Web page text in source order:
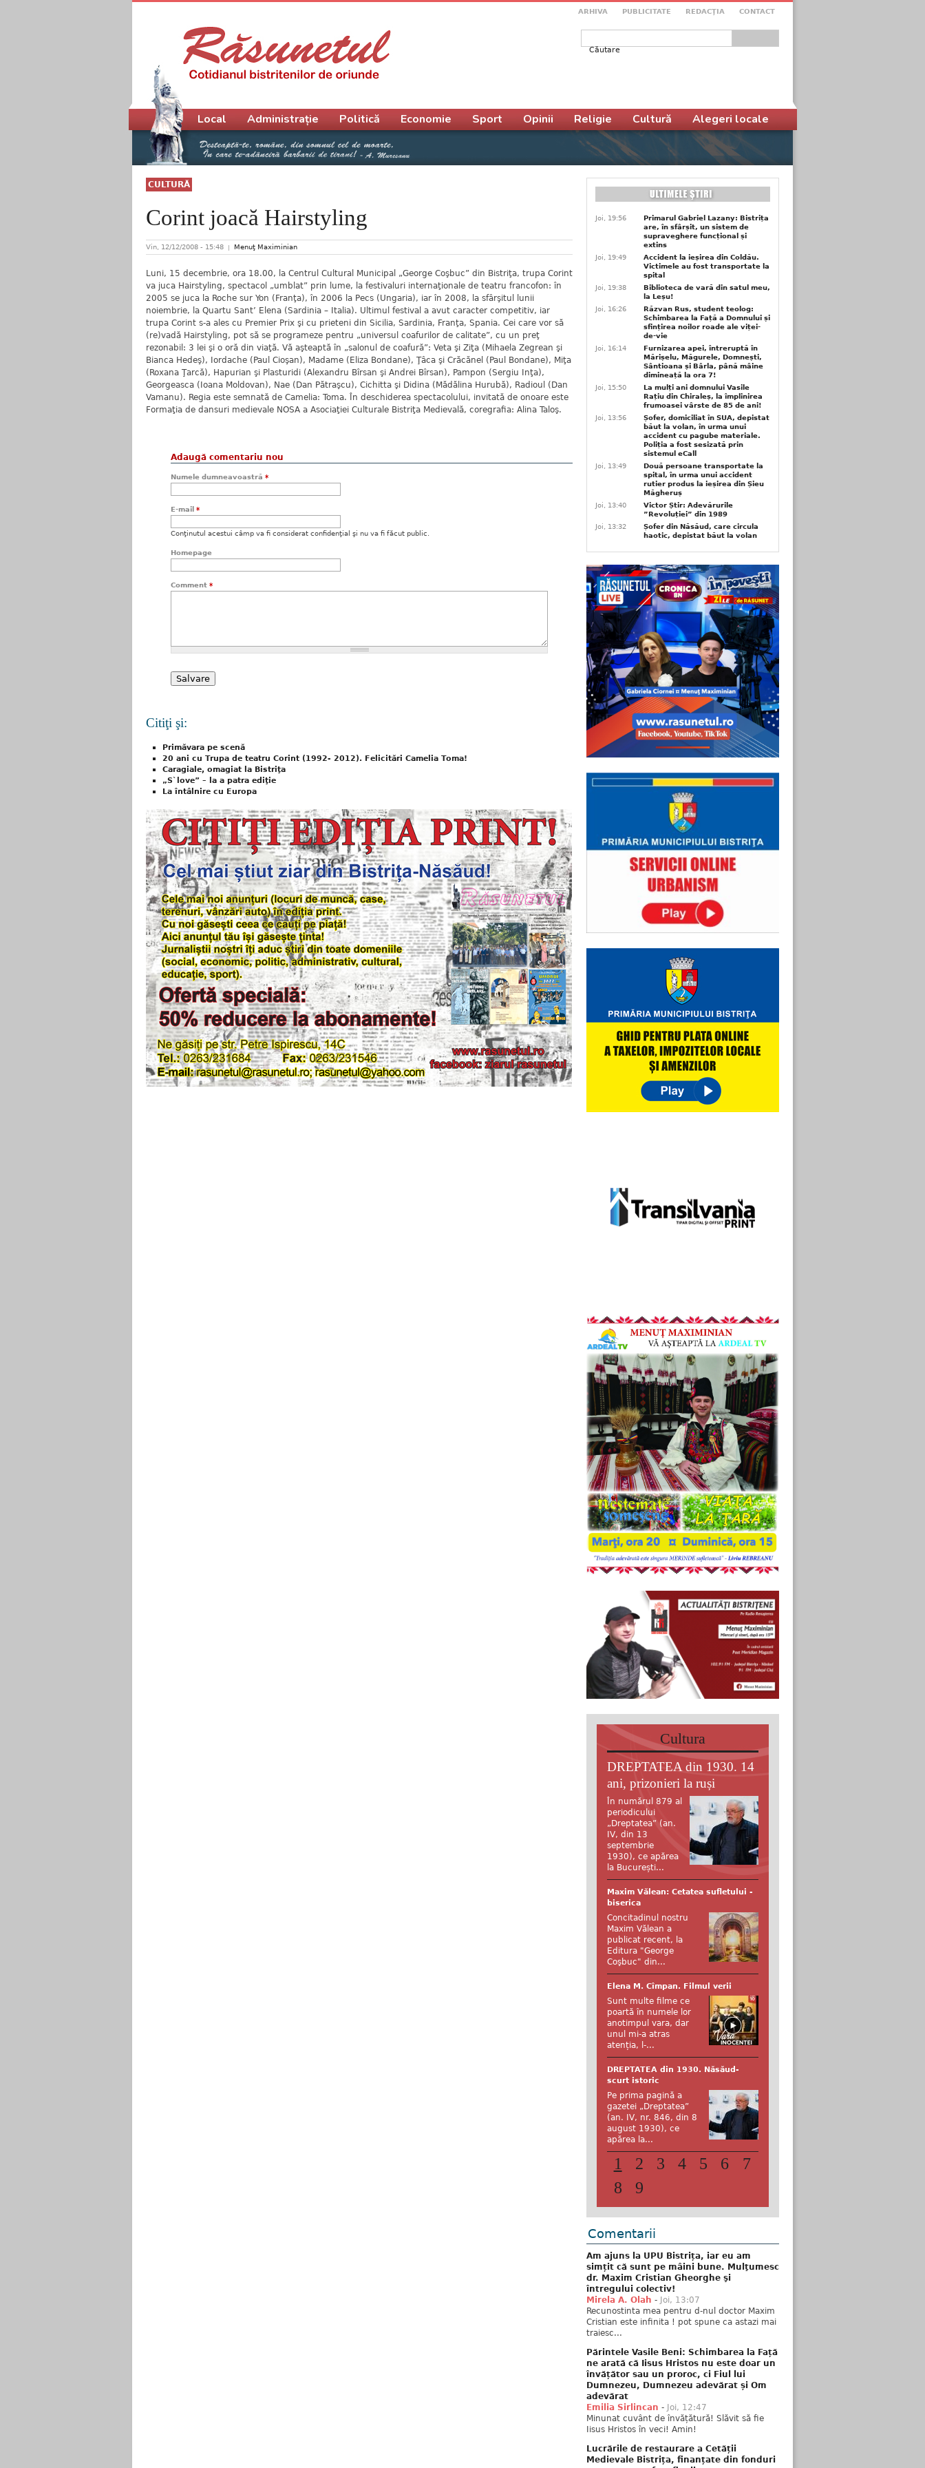
ARHIVA PUBLICITATE REDACŢIA CONTACT
Formular de căutare
CULTURĂ
Corint joacă Hairstyling
Vin, 12/12/2008 - 15:48 Menuţ Maximinian
Luni, 15 decembrie, ora 18.00, la Centrul Cultural Municipal „George Coşbuc” din Bistriţa, trupa Corint
va juca Hairstyling, spectacol „umblat” prin lume, la festivaluri internaţionale de teatru francofon: în
2005 se juca la Roche sur Yon (Franţa), în 2006 la Pecs (Ungaria), iar în 2008, la sfârşitul lunii
noiembrie, la Quartu Sant’ Elena (Sardinia – Italia). Ultimul festival a avut caracter competitiv, iar
trupa Corint s-a ales cu Premier Prix şi cu prieteni din Sicilia, Sardinia, Franţa, Spania. Cei care vor să
(re)vadă Hairstyling, pot să se programeze pentru „universul coafurilor de calitate”, cu un preţ
rezonabil: 3 lei şi o oră din viaţă. Vă aşteaptă în „salonul de coafură”: Veta şi Ziţa (Mihaela Zegrean şi
Bianca Hedeş), Iordache (Paul Cioşan), Madame (Eliza Bondane), Ţâca şi Crăcănel (Paul Bondane), Miţa
(Roxana Ţarcă), Hapurian şi Plasturidi (Alexandru Bîrsan şi Andrei Bîrsan), Pampon (Sergiu Inţa),
Georgeasca (Ioana Moldovan), Nae (Dan Pătraşcu), Cichitta şi Didina (Mădălina Hurubă), Radioul (Dan
Vamanu). Regia este semnată de Camelia: Toma. În deschiderea spectacolului, invitată de onoare este
Formaţia de dansuri medievale NOSA a Asociaţiei Culturale Bistriţa Medievală, coregrafia: Alina Taloş.
Adaugă comentariu nou
Numele dumneavoastră *
E-mail *
Conţinutul acestui câmp va fi considerat confidenţial şi nu va fi făcut public.
Homepage
Comment *
Citiţi şi:
Primăvara pe scenă
20 ani cu Trupa de teatru Corint (1992- 2012). Felicitări Camelia Toma!
Caragiale, omagiat la Bistriţa
„S`love” – la a patra ediţie
La întâlnire cu Europa
Meniu principal
Local Administrație Politică Economie Sport Opinii Religie Cultură Alegeri locale
Joi, 19:56
Primarul Gabriel Lazany: Bistrița
are, în sfârșit, un sistem de
supraveghere funcțional și
extins
Joi, 19:49
Accident la ieșirea din Coldău.
Victimele au fost transportate la
spital
Joi, 19:38
Biblioteca de vară din satul meu,
la Leșu!
Joi, 16:26
Răzvan Rus, student teolog:
Schimbarea la Față a Domnului și
sfințirea noilor roade ale viței-
de-vie
Joi, 16:14
Furnizarea apei, întreruptă în
Mărișelu, Măgurele, Domnești,
Sântioana și Bârla, până mâine
dimineață la ora 7!
Joi, 15:50
La mulți ani domnului Vasile
Rațiu din Chiraleș, la împlinirea
frumoasei vârste de 85 de ani!
Joi, 13:56
Șofer, domiciliat în SUA, depistat
băut la volan, în urma unui
accident cu pagube materiale.
Poliția a fost sesizată prin
sistemul eCall
Joi, 13:49
Două persoane transportate la
spital, în urma unui accident
rutier produs la ieșirea din Șieu
Măgheruș
Joi, 13:40
Victor Știr: Adevărurile
”Revoluției” din 1989
Joi, 13:32
Șofer din Năsăud, care circula
haotic, depistat băut la volan
Cultura
DREPTATEA din 1930. 14
ani, prizonieri la ruși
În numărul 879 al
periodicului
„Dreptatea” (an.
IV, din 13
septembrie
1930), ce apărea
la București...
Maxim Vălean: Cetatea sufletului -
biserica
Concitadinul nostru
Maxim Vălean a
publicat recent, la
Editura "George
Coşbuc" din...
Elena M. Cîmpan. Filmul verii
Sunt multe filme ce
poartă în numele lor
anotimpul vara, dar
unul mi-a atras
atenția, l-...
DREPTATEA din 1930. Năsăud-
scurt istoric
Pe prima pagină a
gazetei „Dreptatea”
(an. IV, nr. 846, din 8
august 1930), ce
apărea la...
1 2 3 4 5 6
7
8
9
Comentarii
Am ajuns la UPU Bistrița, iar eu am
simțit că sunt pe mâini bune. Mulţumesc
dr. Maxim Cristian Gheorghe şi
întregului colectiv!
Mirela A. Olah - Joi, 13:07
Recunostinta mea pentru d-nul doctor Maxim
Cristian este infinita ! pot spune ca astazi mai
traiesc...
Părintele Vasile Beni: Schimbarea la Față
ne arată că Iisus Hristos nu este doar un
învățător sau un proroc, ci Fiul lui
Dumnezeu, Dumnezeu adevărat și Om
adevărat
Emilia Sirlincan - Joi, 12:47
Minunat cuvânt de învățătură! Slăvit să fie
Iisus Hristos în veci! Amin!
Lucrările de restaurare a Cetății
Medievale Bistrița, finanțate din fonduri